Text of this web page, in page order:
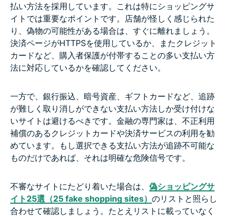
払い方法を採用しています。これは特にショッピングサ
イトでは重要なポイントです。店舗が怪しく感じられた
り、偽物の可能性がある場合は、すぐに離れましょう。
決済ページがHTTPSを使用しているか、またクレジット
カードなど、購入者保護が付帯することの多い支払い方
法に対応しているかを確認してください。
一方で、銀行振込、暗号資産、ギフトカードなど、追跡
が難しく取り消しができない支払い方法しか受け付けな
いサイトは避けるべきです。金融の専門家は、不正利用
補償のあるクレジットカードや決済サービスの利用を勧
めています。もし選択できる支払い方法が追跡不可能な
ものだけであれば、それは明確な危険信号です。
不審なサイトにたどり着いた場合は、 偽ショッピングサ
イト25選（25 fake shopping sites） のリストと照らし
合わせて確認しましょう。たとえリストに載っていなく